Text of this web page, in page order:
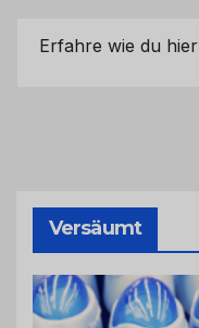
Erfahre wie du
Versäumt